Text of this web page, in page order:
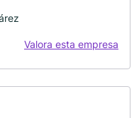
Valora esta empresa